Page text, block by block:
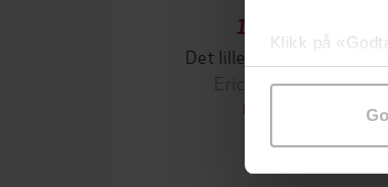
Klikk på
samtykke til
149,-
Det lille pianohuset
Erica James
EBOK